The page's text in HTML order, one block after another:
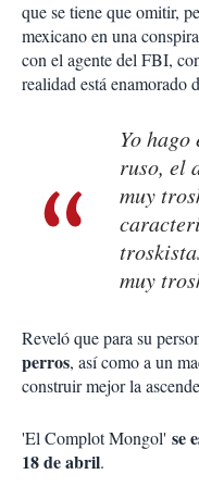
que se tiene que omitir,
mexicano en una
con el agente del FBI,
realidad está enamorado
Yo
ruso, el
muy
muy
Reveló que para su
perros, así como a un
construir mejor la
'El Complot Mongol' se
18 de abril.